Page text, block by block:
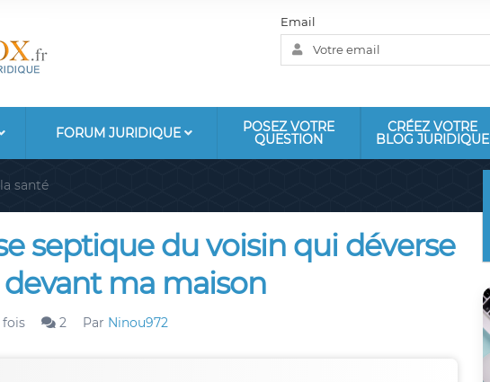
Email
FORUM JURIDIQUE POSEZ VOTRE
QUESTION
CRÉEZ VOTRE
BLOG JURIDIQUE
santé
septique du voisin qui déverse
ma maison
fois 2 Par Ninou972